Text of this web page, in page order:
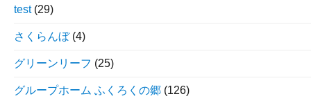
test(29)
さくらんぼ(4)
グリーンリーフ (25)
グループホーム ふくろくの郷 (126)